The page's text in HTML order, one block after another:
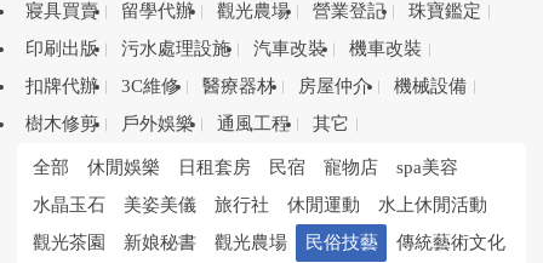
寢具買賣
留學代辦 觀光農場 營業登記
珠寶鑑定
印刷出版
污水處理設施 汽車改裝
機車改裝
扣牌代辦
3C維修 醫療器材 房屋仲介
機械設備
樹木修剪
戶外娛樂 通風工程 其它
全部 休閒娛樂 日租套房 民宿 寵物店
spa美容
水晶玉石
美姿美儀 旅行社 休閒運動
水上休閒活動
觀光茶園
新娘秘書 觀光農場 民俗技藝
傳統藝術文化